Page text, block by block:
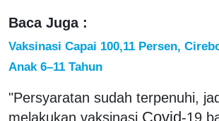
Baca Juga :
Vaksinasi Capai 100,11 Persen,
Anak 6–11 Tahun
"Persyaratan sudah terpenuhi,
melakukan vaksinasi Covid-19